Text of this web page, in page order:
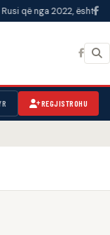
është shtruar në
REGJISTROHU